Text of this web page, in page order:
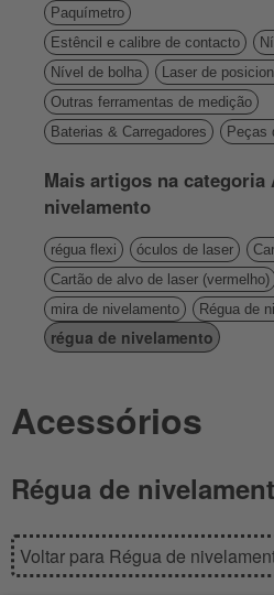
Paquímetro
Estêncil e calibre de contacto
Nível de bolha
Laser de
Outras ferramentas de medição
Baterias & Carregadores
Peças
Mais artigos na categoria
nivelamento
régua flexi óculos de laser
Cartão de alvo de laser (vermelho)
mira de nivelamento
Régua de
régua de nivelamento
Acessórios
Régua de
Voltar para Régua de